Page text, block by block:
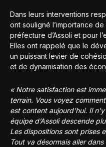
Dans leurs interventions
ont souligné l’importance
préfecture d’Assoli et pour
Elles ont rappelé que le
un puissant levier de
et de dynamisation des
« Notre satisfaction est
terrain. Vous voyez
est content aujourd’hui. Il
équipe d’Assoli descende
Les dispositions sont prises
Tout va désormais aller